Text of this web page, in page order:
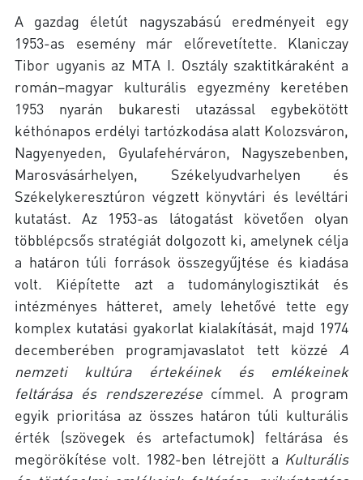
A gazdag életút nagyszabású eredményeit egy
1953-as esemény már előrevetítette. Klaniczay
Tibor ugyanis az MTA I. Osztály szaktitkáraként a
román–magyar kulturális egyezmény keretében
1953 nyarán bukaresti utazással egybekötött
kéthónapos erdélyi tartózkodása alatt Kolozsváron,
Nagyenyeden, Gyulafehérváron, Nagyszebenben,
Marosvásárhelyen, Székelyudvarhelyen és
Székelykeresztúron végzett könyvtári és levéltári
kutatást. Az 1953-as látogatást követően olyan
többlépcsős stratégiát dolgozott ki, amelynek célja
a határon túli források összegyűjtése és kiadása
volt. Kiépítette azt a tudománylogisztikát és
intézményes hátteret, amely lehetővé tette egy
komplex kutatási gyakorlat kialakítását, majd 1974
decemberében programjavaslatot tett közzé A
nemzeti kultúra értekéinek és emlékeinek
feltárása és rendszerezése címmel. A program
egyik prioritása az összes határon túli kulturális
érték (szövegek és artefactumok) feltárása és
megörökítése volt. 1982-ben létrejött a Kulturális